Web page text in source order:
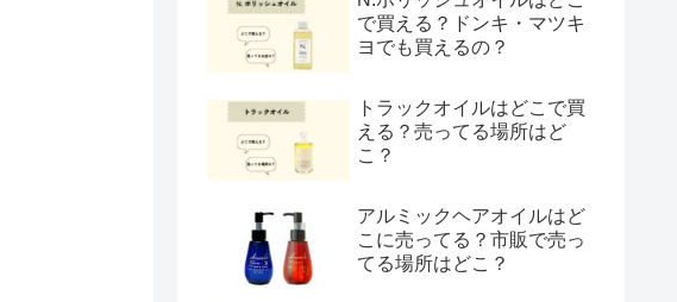
で買える？ドンキ・マツキ
ヨでも買えるの？
トラックオイルはどこで買
える？売ってる場所はど
こ？
アルミックヘアオイルはど
こに売ってる？市販で売っ
てる場所はどこ？